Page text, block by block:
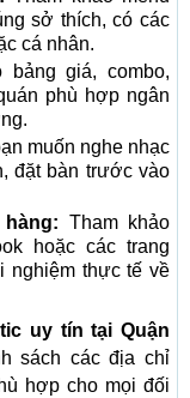
sở thích, có các
cá nhân.
bảng giá, combo,
phù hợp ngân
muốn nghe nhạc
đặt bàn trước vào
Tham khảo
hoặc các trang
nghiệm thực tế về
uy tín tại Quận
sách các địa chỉ
hợp cho mọi đối